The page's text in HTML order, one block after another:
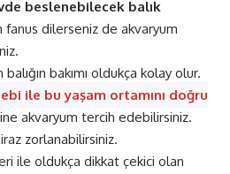
beslenebilecek balık
fanus dilerseniz de akvaryum
bakımı oldukça kolay olur.
ile bu yaşam ortamını doğru
akvaryum tercih edebilirsiniz.
zorlanabilirsiniz.
ile oldukça dikkat çekici olan